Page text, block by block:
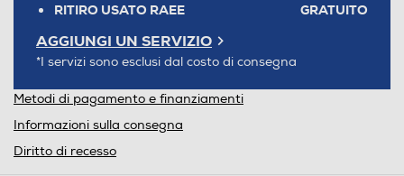
RITIRO USATO RAEE GRATUITO
AGGIUNGI UN SERVIZIO
*I servizi sono esclusi dal costo di consegna
Metodi di pagamento e finanziamenti
Informazioni sulla consegna
Diritto di recesso